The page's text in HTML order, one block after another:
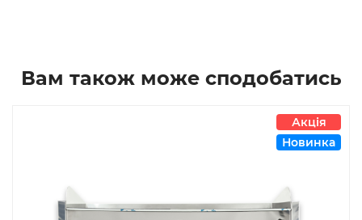
Вам також може сподобатись
Акція
Новинка